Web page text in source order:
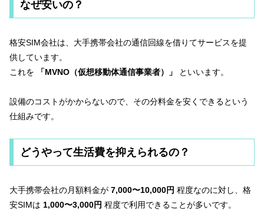
なぜ安いの？
格安SIM会社は、大手携帯会社の通信回線を借りてサービスを提
供しています。
これを
「MVNO（仮想移動体通信事業者）」 といいます。
設備のコストがかからないので、その分料金を安くできるという
仕組みです。
どうやって生活費を抑えられるの？
大手携帯会社の月額料金が 7,000〜10,000円 程度なのに対し、格
安SIMは 1,000〜3,000円 程度で利用できることが多いです。